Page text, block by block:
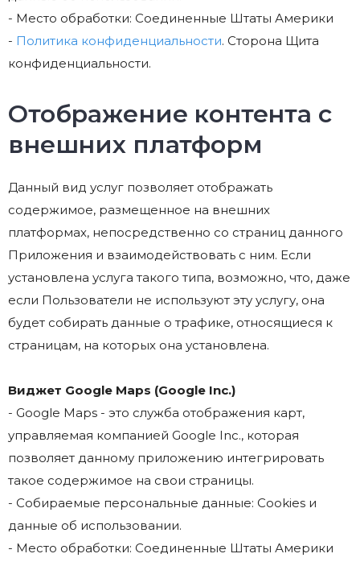
- Место обработки: Соединенные Штаты Америки
- Политика конфиденциальности. Сторона Щита
конфиденциальности.
Отображение контента с
внешних платформ
Данный вид услуг позволяет отображать
содержимое, размещенное на внешних
платформах, непосредственно со страниц данного
Приложения и взаимодействовать с ним. Если
установлена услуга такого типа, возможно, что, даже
если Пользователи не используют эту услугу, она
будет собирать данные о трафике, относящиеся к
страницам, на которых она установлена.
Виджет Google Maps (Google Inc.)
- Google Maps - это служба отображения карт,
управляемая компанией Google Inc., которая
позволяет данному приложению интегрировать
такое содержимое на свои страницы.
- Собираемые персональные данные: Cookies и
данные об использовании.
- Место обработки: Соединенные Штаты Америки